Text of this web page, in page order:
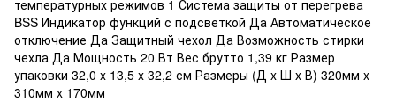
температурных режимов 1 Система защиты от перегрева
BSS Индикатор функций с подсветкой Да Автоматическое
отключение Да Защитный чехол Да Возможность стирки
чехла Да Мощность 20 Вт Вес брутто 1,39 кг Размер
упаковки 32,0 x 13,5 x 32,2 см Размеры (Д x Ш x В) 320мм x
310мм x 170мм